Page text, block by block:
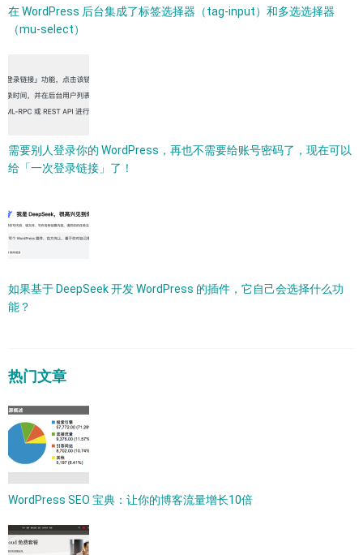
在 WordPress 后台集成了标签选择器（tag-input）和多选选择器
（mu-select）
需要别人登录你的 WordPress，再也不需要给账号密码了，现在可以
给「一次登录链接」了！
如果基于 DeepSeek 开发 WordPress 的插件，它自己会选择什么功
能？
热门文章
WordPress SEO 宝典：让你的博客流量增长10倍